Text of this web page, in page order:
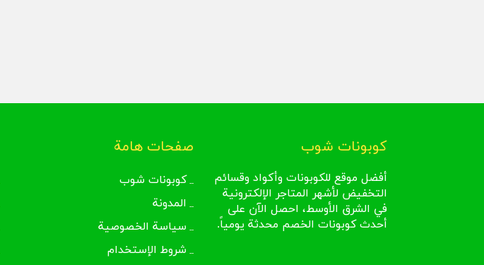
كوبونات شوب
أفضل موقع للكوبونات وأكواد وقسائم
التخفيض لأشهر المتاجر الإلكترونية
في الشرق الأوسط، احصل الآن على
أحدث كوبونات الخصم محدثة يومياً.
صفحات هامة
كوبونات شوب
المدونة
سياسة الخصوصية
شروط الإستخدام